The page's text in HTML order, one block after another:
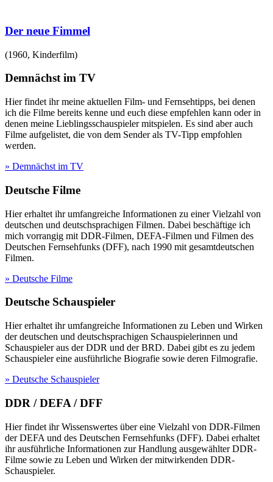
Der neue Fimmel
(1960, Kinderfilm)
Demnächst im TV
Hier findet ihr meine aktuellen Film- und Fernsehtipps, bei denen
ich die Filme bereits kenne und euch diese empfehlen kann oder in
denen meine Lieblingsschauspieler mitspielen. Es sind aber auch
Filme aufgelistet, die von dem Sender als TV-Tipp empfohlen
werden.
» Demnächst im TV
Deutsche Filme
Hier erhaltet ihr umfangreiche Informationen zu einer Vielzahl von
deutschen und deutschsprachigen Filmen. Dabei beschäftige ich
mich vorrangig mit DDR-Filmen, DEFA-Filmen und Filmen des
Deutschen Fernsehfunks (DFF), nach 1990 mit gesamtdeutschen
Filmen.
» Deutsche Filme
Deutsche Schauspieler
Hier erhaltet ihr umfangreiche Informationen zu Leben und Wirken
der deutschen und deutschsprachigen Schauspielerinnen und
Schauspieler aus der DDR und der BRD. Dabei gibt es zu jedem
Schauspieler eine ausführliche Biografie sowie deren Filmografie.
» Deutsche Schauspieler
DDR / DEFA / DFF
Hier findet ihr Wissenswertes über eine Vielzahl von DDR-Filmen
der DEFA und des Deutschen Fernsehfunks (DFF). Dabei erhaltet
ihr ausführliche Informationen zur Handlung ausgewählter DDR-
Filme sowie zu Leben und Wirken der mitwirkenden DDR-
Schauspieler.